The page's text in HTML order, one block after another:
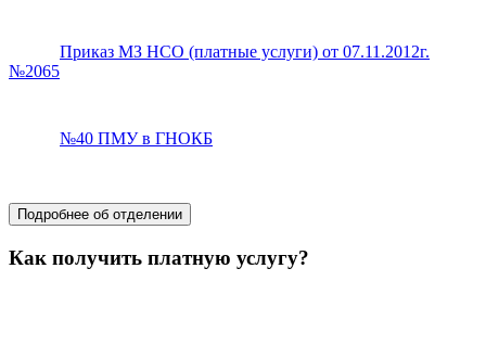
Приказ МЗ НСО (платные услуги) от 07.11.2012г.
№2065
№40 ПМУ в ГНОКБ
Подробнее об отделении
Как получить платную услугу?